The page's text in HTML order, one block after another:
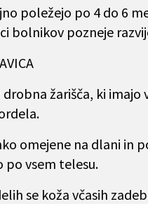
poležejo po 4 do 6
bolnikov pozneje
žarišča, ki
omejene na dlani in
po vsem telesu.
se koža včasih